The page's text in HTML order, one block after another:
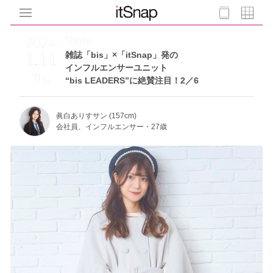
2024
1.11
Thu
雑誌「bis」×「itSnap」発の
インフルエンサーユニット
“bis LEADERS”に絶賛注目！2／6
Theme
眞白ありすサン (157cm)
会社員、インフルエンサー・27歳